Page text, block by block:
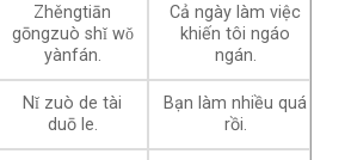
Zhěngtiān
gōngzuò shǐ wǒ
yànfán.
Cả ngày làm việc
khiến tôi ngáo
ngán.
Nǐ zuò de tài
duō le.
Bạn làm nhiều quá
rồi.